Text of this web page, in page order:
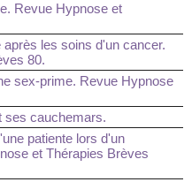
Revue Hypnose et
les soins d'un cancer.
80.
sex-prime. Revue Hypnose
ses cauchemars.
patiente lors d'un
et Thérapies Brèves